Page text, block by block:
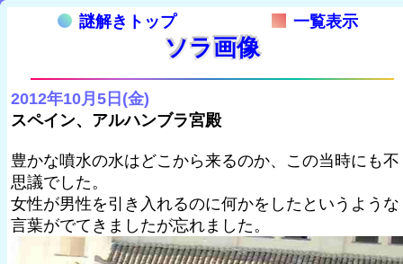
謎解きトップ 一覧表示
ソラ画像
2012年10月5日(金)
スペイン、アルハンブラ宮殿
豊かな噴水の水はどこから来るのか、この当時にも不
思議でした。
女性が男性を引き入れるのに何かをしたというような
言葉がでてきましたが忘れました。